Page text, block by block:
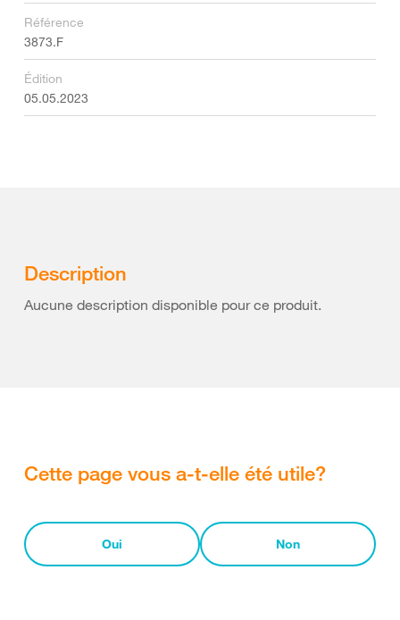
Référence
3873.F
Édition
05.05.2023
Description
Aucune description disponible pour ce produit.
Cette page vous a-t-elle été utile?
Oui Non